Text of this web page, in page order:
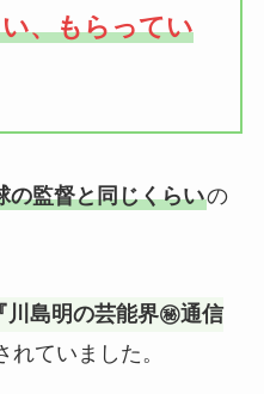
、もらってい
の監督と同じくらいの
『川島明の芸能界㊙通信
ていました。